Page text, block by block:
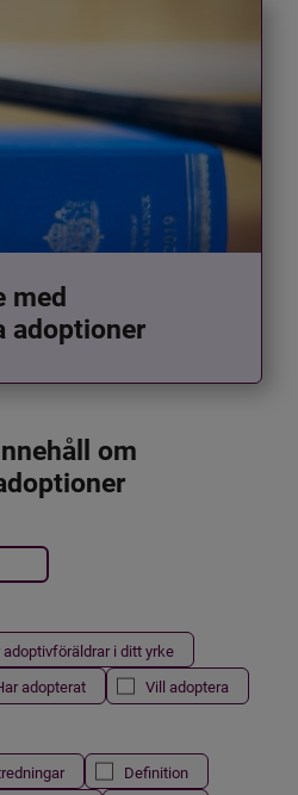
med
adoptioner
om
automatiskt
i ditt yrke
adopterat Vill adoptera
Definition